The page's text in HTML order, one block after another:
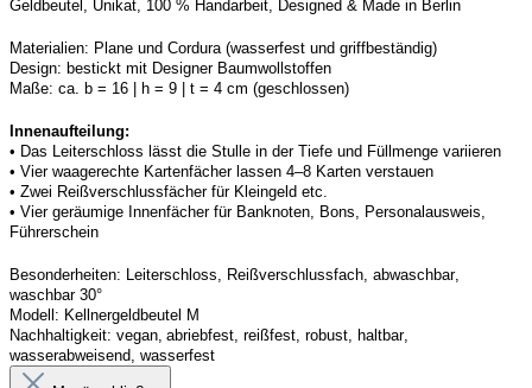
Geldbeutel, Unikat, 100 % Handarbeit, Designed & Made in Berlin
Materialien: Plane und Cordura (wasserfest und griffbeständig)
Design: bestickt mit Designer Baumwollstoffen
Maße: ca. b = 16 | h = 9 | t = 4 cm (geschlossen)
Innenaufteilung:
• Das Leiterschloss lässt die Stulle in der Tiefe und Füllmenge variieren
• Vier waagerechte Kartenfächer lassen 4–8 Karten verstauen
• Zwei Reißverschlussfächer für Kleingeld etc.
• Vier geräumige Innenfächer für Banknoten, Bons, Personalausweis,
Führerschein
Besonderheiten: Leiterschloss, Reißverschlussfach, abwaschbar,
waschbar 30°
Modell: Kellnergeldbeutel M
Nachhaltigkeit: vegan, abriebfest, reißfest, robust haltbar,
wasserabweisend, wasserfest